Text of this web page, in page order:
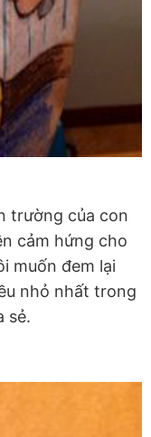
trường của con
cảm hứng cho
muốn đem lại
nhỏ nhất trong
sẻ.